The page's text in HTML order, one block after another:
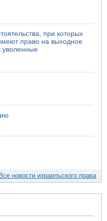
при которых
право на выходное
уволенные
новости израильского права